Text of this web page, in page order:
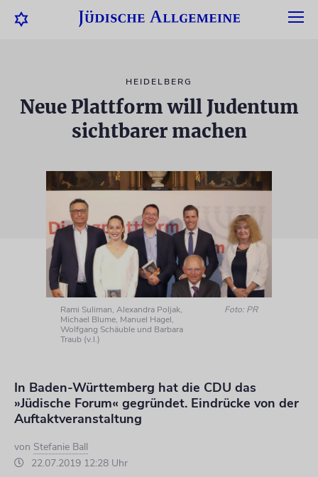
HEIDELBERG
Neue Plattform will Judentum
sichtbarer machen
Rami Suliman, Alexandra Poljak,
Michael Blume, Manuel Hagel,
Wolfgang Schäuble und Barbara
Traub (v.l.)
Foto: PR
In Baden-Württemberg hat die CDU das
»Jüdische Forum« gegründet. Eindrücke von der
Auftaktveranstaltung
von Stefanie Ball
22.07.2019 12:28 Uhr